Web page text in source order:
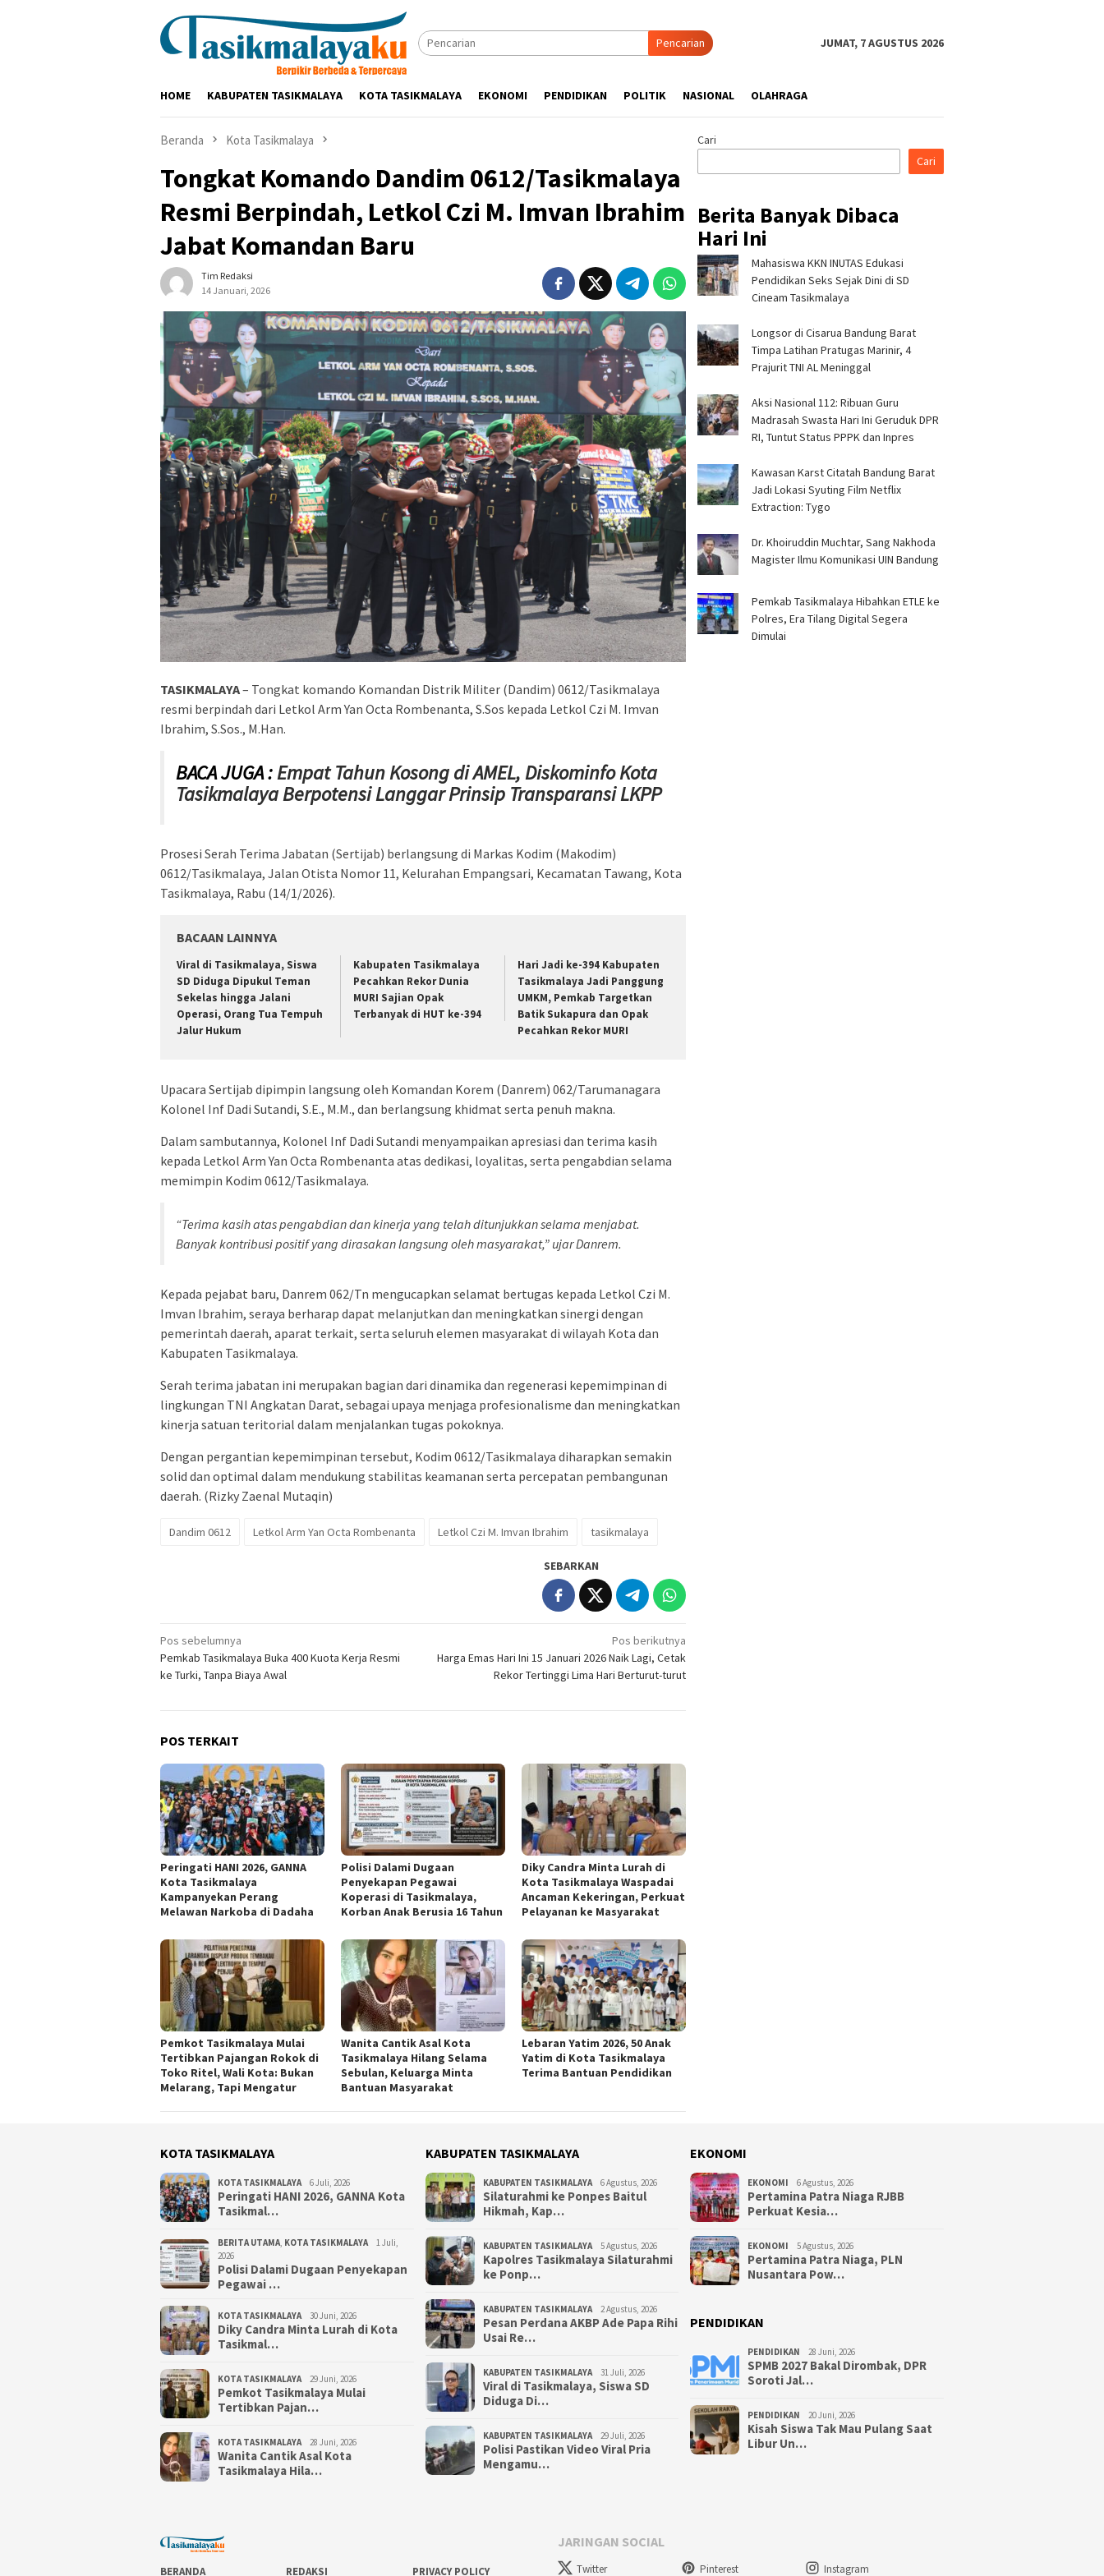
Pencarian JUMAT, 7 AGUSTUS 2026
HOME KABUPATEN TASIKMALAYA KOTA TASIKMALAYA EKONOMI PENDIDIKAN POLITIK NASIONAL OLAHRAGA
Beranda Kota Tasikmalaya
Tongkat Komando Dandim 0612/Tasikmalaya
Resmi Berpindah, Letkol Czi M. Imvan Ibrahim
Jabat Komandan Baru
Tim Redaksi
14 Januari, 2026
TASIKMALAYA– Tongkat komando Komandan Distrik Militer (Dandim) 0612/Tasikmalaya
resmi berpindah dari Letkol Arm Yan Octa Rombenanta, S.Sos kepada Letkol Czi M. Imvan
Ibrahim, S.Sos., M.Han.
BACA JUGA :Empat Tahun Kosong di AMEL, Diskominfo Kota
Tasikmalaya Berpotensi Langgar Prinsip Transparansi LKPP
Prosesi Serah Terima Jabatan (Sertijab) berlangsung di Markas Kodim (Makodim)
0612/Tasikmalaya, Jalan Otista Nomor 11, Kelurahan Empangsari, Kecamatan Tawang, Kota
Tasikmalaya, Rabu (14/1/2026).
BACAAN LAINNYA
Viral di Tasikmalaya, Siswa
SD Diduga Dipukul Teman
Sekelas hingga Jalani
Operasi, Orang Tua Tempuh
Jalur Hukum
Kabupaten Tasikmalaya
Pecahkan Rekor Dunia
MURI Sajian Opak
Terbanyak di HUT ke-394
Hari Jadi ke-394 Kabupaten
Tasikmalaya Jadi Panggung
UMKM, Pemkab Targetkan
Batik Sukapura dan Opak
Pecahkan Rekor MURI
Upacara Sertijab dipimpin langsung oleh Komandan Korem (Danrem) 062/Tarumanagara
Kolonel Inf Dadi Sutandi, S.E., M.M., dan berlangsung khidmat serta penuh makna.
Dalam sambutannya, Kolonel Inf Dadi Sutandi menyampaikan apresiasi dan terima kasih
kepada Letkol Arm Yan Octa Rombenanta atas dedikasi, loyalitas, serta pengabdian selama
memimpin Kodim 0612/Tasikmalaya.
“Terima kasih atas pengabdian dan kinerja yang telah ditunjukkan selama menjabat.
Banyak kontribusi positif yang dirasakan langsung oleh masyarakat,” ujar Danrem.
Kepada pejabat baru, Danrem 062/Tn mengucapkan selamat bertugas kepada Letkol Czi M.
Imvan Ibrahim, seraya berharap dapat melanjutkan dan meningkatkan sinergi dengan
pemerintah daerah, aparat terkait, serta seluruh elemen masyarakat di wilayah Kota dan
Kabupaten Tasikmalaya.
Serah terima jabatan ini merupakan bagian dari dinamika dan regenerasi kepemimpinan di
lingkungan TNI Angkatan Darat, sebagai upaya menjaga profesionalisme dan meningkatkan
kinerja satuan teritorial dalam menjalankan tugas pokoknya.
Dengan pergantian kepemimpinan tersebut, Kodim 0612/Tasikmalaya diharapkan semakin
solid dan optimal dalam mendukung stabilitas keamanan serta percepatan pembangunan
daerah. (Rizky Zaenal Mutaqin)
Dandim 0612 Letkol Arm Yan Octa Rombenanta Letkol Czi M. Imvan Ibrahim tasikmalaya
SEBARKAN
Navigasi
pos
Pos sebelumnya
Pemkab Tasikmalaya Buka 400 Kuota Kerja Resmi
ke Turki, Tanpa Biaya Awal
Pos berikutnya
Harga Emas Hari Ini 15 Januari 2026 Naik Lagi, Cetak
Rekor Tertinggi Lima Hari Berturut-turut
POS TERKAIT
Peringati HANI 2026, GANNA
Kota Tasikmalaya
Kampanyekan Perang
Melawan Narkoba di Dadaha
Polisi Dalami Dugaan
Penyekapan Pegawai
Koperasi di Tasikmalaya,
Korban Anak Berusia 16 Tahun
Diky Candra Minta Lurah di
Kota Tasikmalaya Waspadai
Ancaman Kekeringan, Perkuat
Pelayanan ke Masyarakat
Pemkot Tasikmalaya Mulai
Tertibkan Pajangan Rokok di
Toko Ritel, Wali Kota: Bukan
Melarang, Tapi Mengatur
Wanita Cantik Asal Kota
Tasikmalaya Hilang Selama
Sebulan, Keluarga Minta
Bantuan Masyarakat
Lebaran Yatim 2026, 50 Anak
Yatim di Kota Tasikmalaya
Terima Bantuan Pendidikan
Cari
Cari
Berita Banyak Dibaca
Hari Ini
Mahasiswa KKN INUTAS Edukasi
Pendidikan Seks Sejak Dini di SD
Cineam Tasikmalaya
Longsor di Cisarua Bandung Barat
Timpa Latihan Pra­tugas Marinir, 4
Prajurit TNI AL Meninggal
Aksi Nasional 112: Ribuan Guru
Madrasah Swasta Hari Ini Geruduk DPR
RI, Tuntut Status PPPK dan Inpres
Kawasan Karst Citatah Bandung Barat
Jadi Lokasi Syuting Film Netflix
Extraction: Tygo
Dr. Khoiruddin Muchtar, Sang Nakhoda
Magister Ilmu Komunikasi UIN Bandung
Pemkab Tasikmalaya Hibahkan ETLE ke
Polres, Era Tilang Digital Segera
Dimulai
KOTA TASIKMALAYA
KOTA TASIKMALAYA 6 Juli, 2026
Peringati HANI 2026, GANNA Kota
Tasikmal…
BERITA UTAMA, KOTA TASIKMALAYA
1 Juli,
2026
Polisi Dalami Dugaan Penyekapan
Pegawai …
KOTA TASIKMALAYA 30 Juni, 2026
Diky Candra Minta Lurah di Kota
Tasikmal…
KOTA TASIKMALAYA 29 Juni, 2026
Pemkot Tasikmalaya Mulai
Tertibkan Pajan…
KOTA TASIKMALAYA 28 Juni, 2026
Wanita Cantik Asal Kota
Tasikmalaya Hila…
KABUPATEN TASIKMALAYA
KABUPATEN TASIKMALAYA 6 Agustus, 2026
Silaturahmi ke Ponpes Baitul
Hikmah, Kap…
KABUPATEN TASIKMALAYA 5 Agustus, 2026
Kapolres Tasikmalaya Silaturahmi
ke Ponp…
KABUPATEN TASIKMALAYA 2 Agustus, 2026
Pesan Perdana AKBP Ade Papa Rihi
Usai Re…
KABUPATEN TASIKMALAYA 31 Juli, 2026
Viral di Tasikmalaya, Siswa SD
Diduga Di…
KABUPATEN TASIKMALAYA 29 Juli, 2026
Polisi Pastikan Video Viral Pria
Mengamu…
EKONOMI
EKONOMI 6 Agustus, 2026
Pertamina Patra Niaga RJBB
Perkuat Kesia…
EKONOMI 5 Agustus, 2026
Pertamina Patra Niaga, PLN
Nusantara Pow…
PENDIDIKAN
PENDIDIKAN 28 Juni, 2026
SPMB 2027 Bakal Dirombak, DPR
Soroti Jal…
PENDIDIKAN 20 Juni, 2026
Kisah Siswa Tak Mau Pulang Saat
Libur Un…
BERANDA REDAKSI PRIVACY POLICY
JARINGAN SOCIAL
Twitter Pinterest Instagram